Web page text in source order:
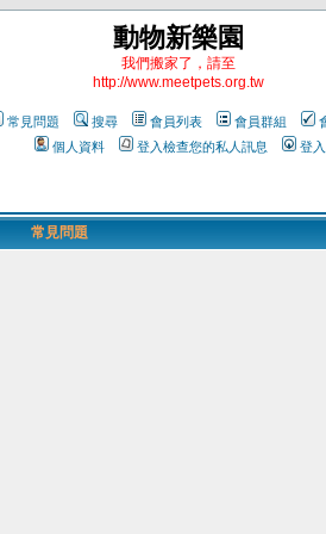
動物新樂園
我們搬家了，請至
http://www.meetpets.org.tw
常見問題 搜尋 會員列表 會員群組
個人資料
登入檢查您的私人訊息 登入
常見問題